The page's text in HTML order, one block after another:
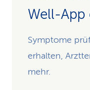
Well-App
Symptome
erhalten,
mehr.